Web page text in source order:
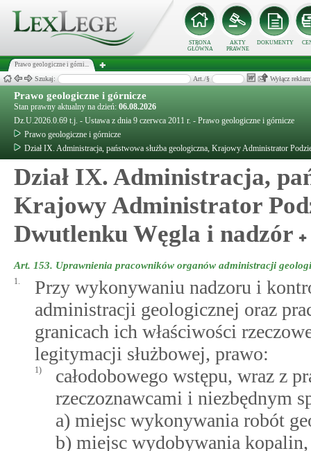
STRONA
GŁÓWNA
AKTY
PRAWNE
DOKUMENTY
Prawo geologiczne i górni...
Szukaj: Art./§ Wyłącz
Prawo geologiczne i górnicze
Stan prawny aktualny na dzień: 06.08.2026
Dz.U.2026.0.69 t.j. - Ustawa z dnia 9 czerwca 2011 r. - Prawo geologiczne i górnicze
Prawo geologiczne i górnicze
Dział IX. Administracja, państwowa służba geologiczna, Krajowy Administrator
Dział IX. Administracja,
Krajowy Administrator
Dwutlenku Węgla i nadzór
Art. 153. Uprawnienia pracowników organów administracji
1.
Przy wykonywaniu nadzoru i
administracji geologicznej oraz
granicach ich właściwości
legitymacji służbowej, prawo:
1)
całodobowego wstępu, wraz z
rzeczoznawcami i niezbędnym
a) miejsc wykonywania robót
b) miejsc wydobywania kopalin,